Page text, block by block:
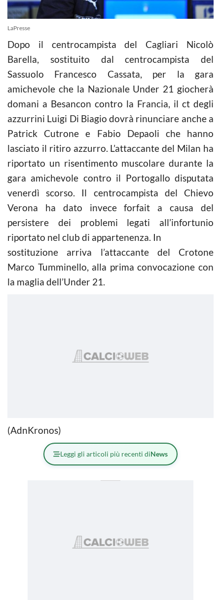
LaPresse
Dopo il centrocampista del Cagliari Nicolò
Barella, sostituito dal centrocampista del
Sassuolo Francesco Cassata, per la gara
amichevole che la Nazionale Under 21 giocherà
domani a Besancon contro la Francia, il ct degli
azzurrini Luigi Di Biagio dovrà rinunciare anche a
Patrick Cutrone e Fabio Depaoli che hanno
lasciato il ritiro azzurro. L’attaccante del Milan ha
riportato un risentimento muscolare durante la
gara amichevole contro il Portogallo disputata
venerdì scorso. Il centrocampista del Chievo
Verona ha dato invece forfait a causa del
persistere dei problemi legati all’infortunio
riportato nel club di appartenenza. In
sostituzione arriva l’attaccante del Crotone
Marco Tumminello, alla prima convocazione con
la maglia dell’Under 21.
(AdnKronos)
Leggi gli articoli più recenti diNews